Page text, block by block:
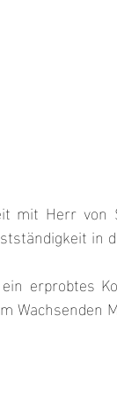
mit Herr von
in
erprobtes
Wachsenden